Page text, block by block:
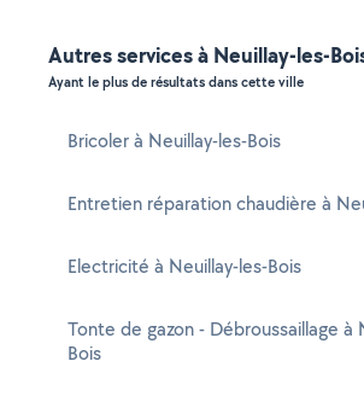
Autres services à Neuillay-les-
Ayant le plus de résultats dans cette ville
Bricoler à Neuillay-les-Bois
Entretien réparation chaudière à
Electricité à Neuillay-les-Bois
Tonte de gazon - Débroussaillage à
Bois